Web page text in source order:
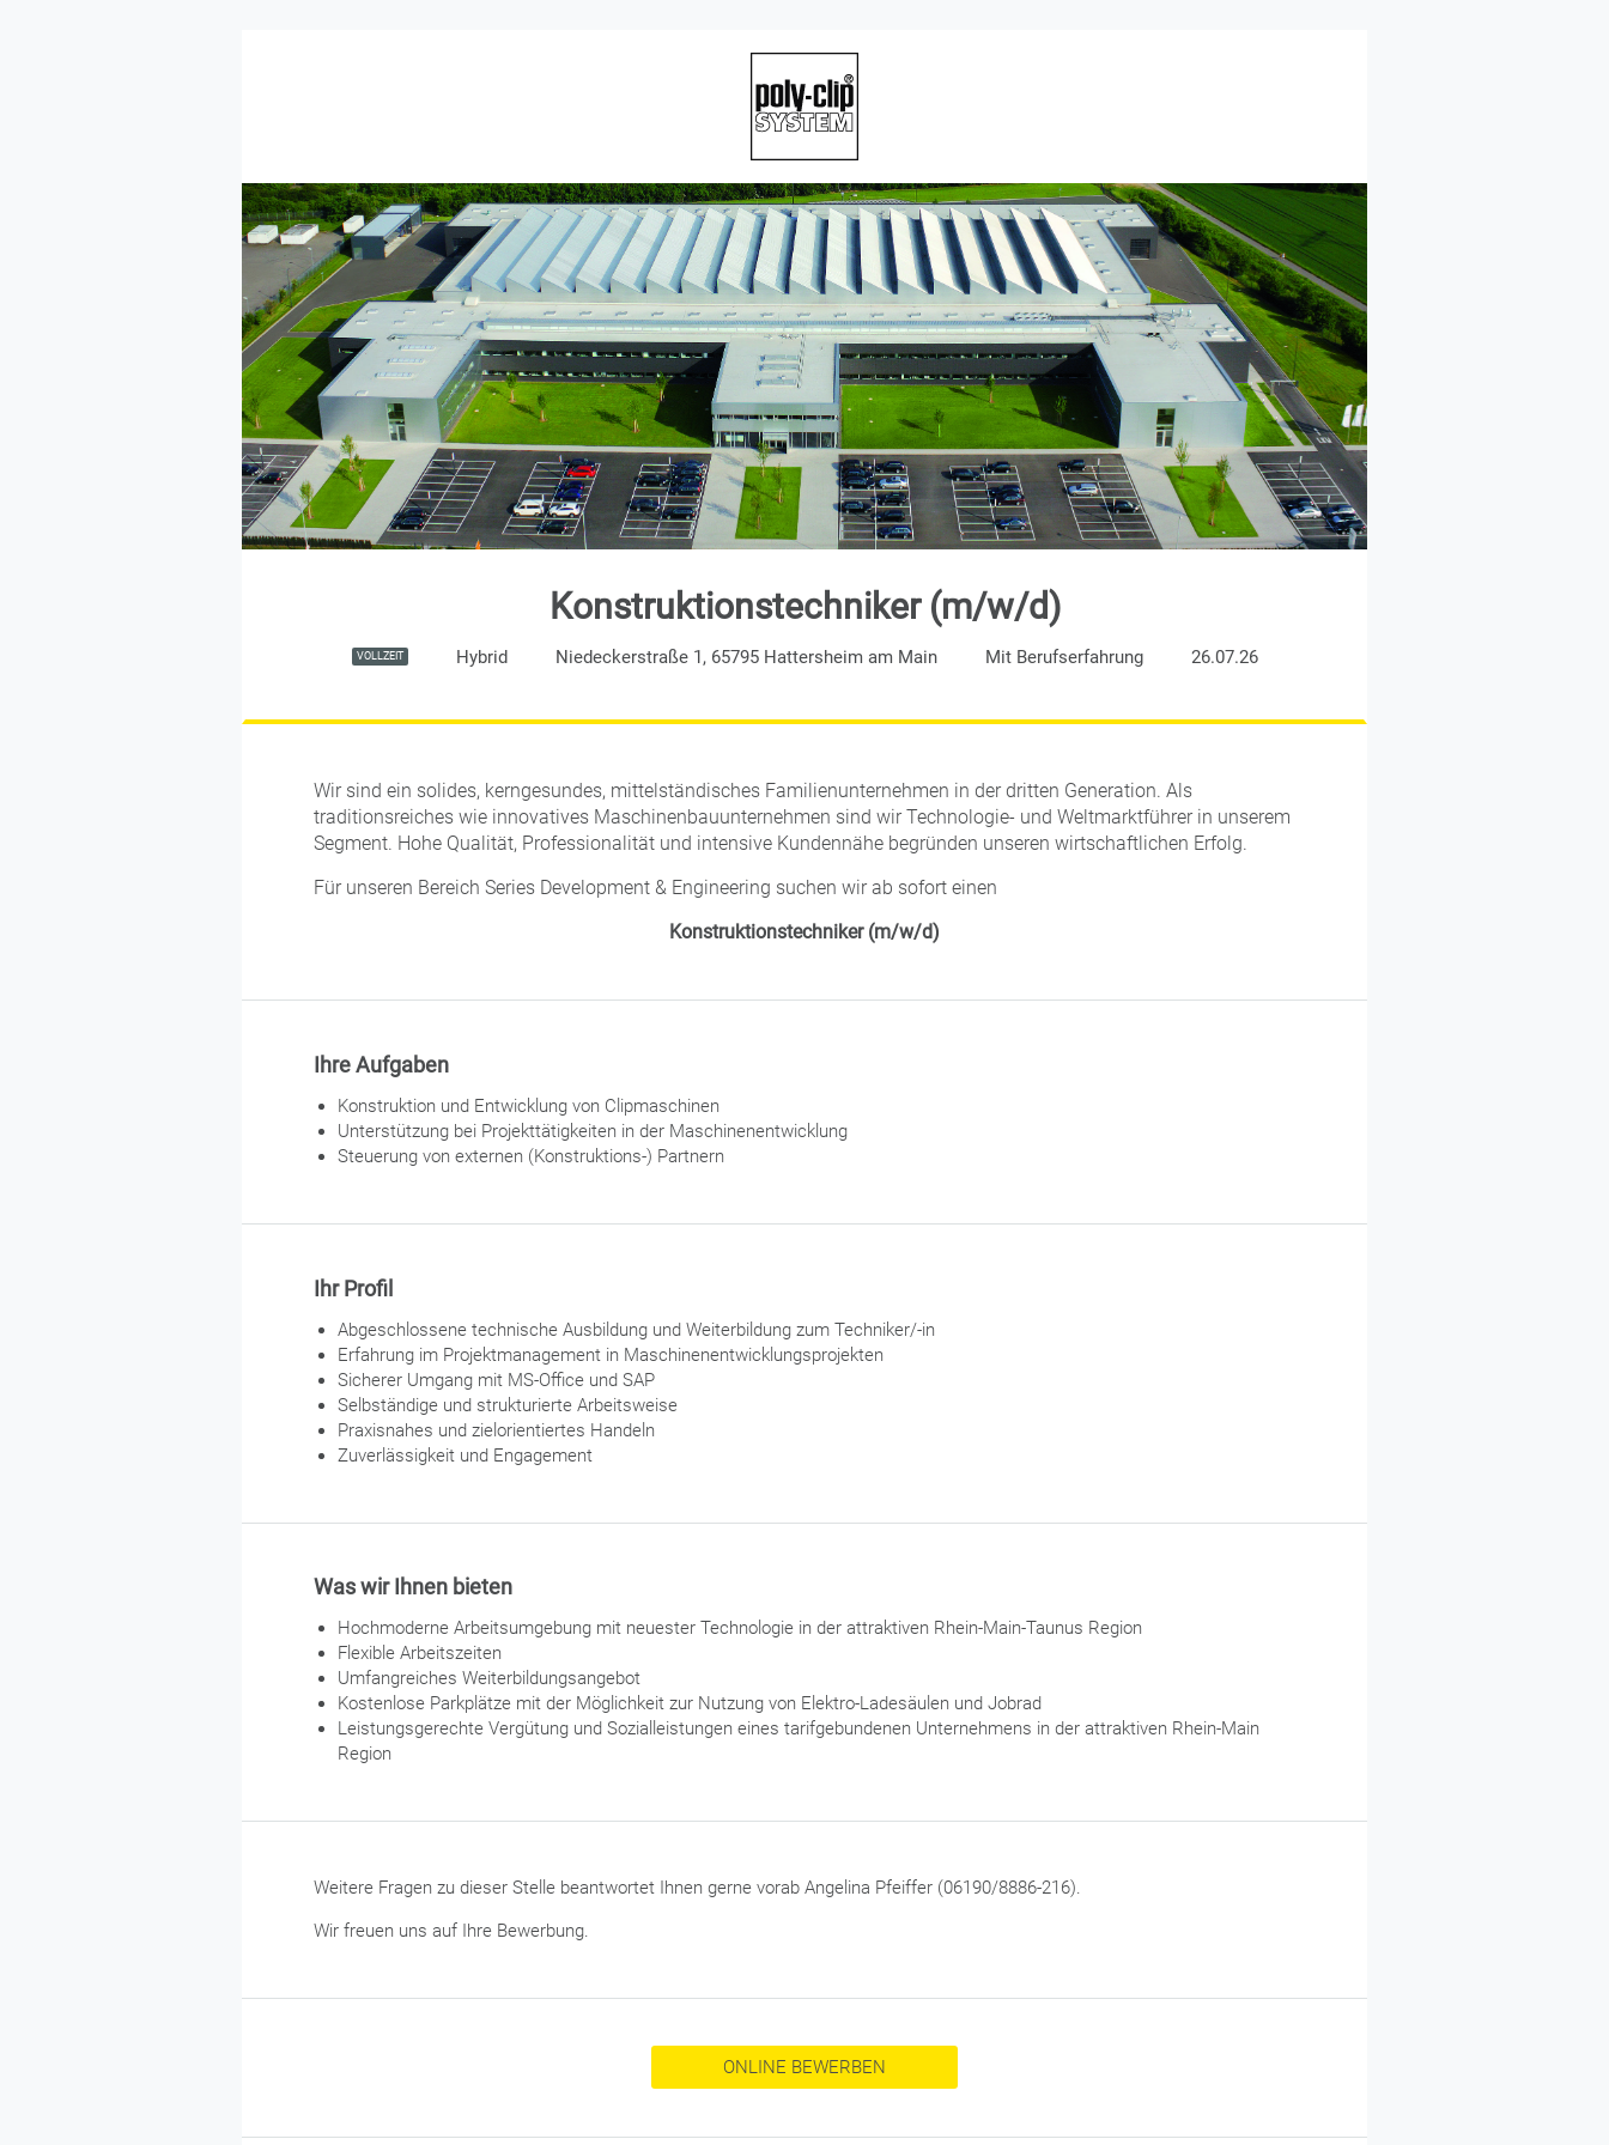
Konstruktionstechniker (m/w/d)
VOLLZEIT Hybrid Niedeckerstraße 1, 65795 Hattersheim am Main Mit Berufserfahrung 26.07.26
Wir sind ein solides, kerngesundes, mittelständisches Familienunternehmen in der dritten Generation. Als
traditionsreiches wie innovatives Maschinenbauunternehmen sind wir Technologie- und Weltmarktführer in unserem
Segment. Hohe Qualität, Professionalität und intensive Kundennähe begründen unseren wirtschaftlichen Erfolg.
Für unseren Bereich Series Development & Engineering suchen wir ab sofort einen
Konstruktionstechniker (m/w/d)
Ihre Aufgaben
Konstruktion und Entwicklung von Clipmaschinen
Unterstützung bei Projekttätigkeiten in der Maschinenentwicklung
Steuerung von externen (Konstruktions-) Partnern
Ihr Profil
Abgeschlossene technische Ausbildung und Weiterbildung zum Techniker/-in
Erfahrung im Projektmanagement in Maschinenentwicklungsprojekten
Sicherer Umgang mit MS-Office und SAP
Selbständige und strukturierte Arbeitsweise
Praxisnahes und zielorientiertes Handeln
Zuverlässigkeit und Engagement
Was wir Ihnen bieten
Hochmoderne Arbeitsumgebung mit neuester Technologie in der attraktiven Rhein-Main-Taunus Region
Flexible Arbeitszeiten
Umfangreiches Weiterbildungsangebot
Kostenlose Parkplätze mit der Möglichkeit zur Nutzung von Elektro-Ladesäulen und Jobrad
Leistungsgerechte Vergütung und Sozialleistungen eines tarifgebundenen Unternehmens in der attraktiven Rhein-Main
Region
Weitere Fragen zu dieser Stelle beantwortet Ihnen gerne vorab Angelina Pfeiffer (06190/8886-216).
Wir freuen uns auf Ihre Bewerbung.
ONLINE BEWERBEN